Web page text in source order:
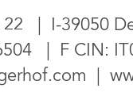
22 | I-39050
| F CIN: